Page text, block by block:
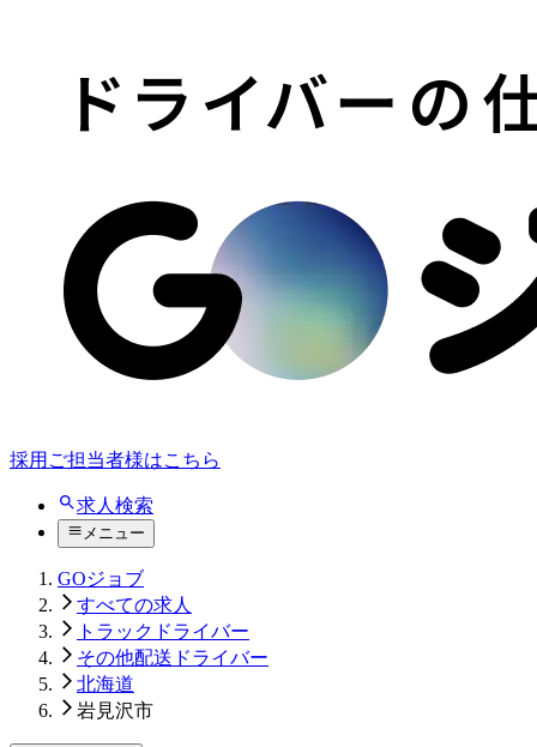
採用ご担当者様はこちら
求人検索
メニュー
GOジョブ
すべての求人
トラックドライバー
その他配送ドライバー
北海道
岩見沢市